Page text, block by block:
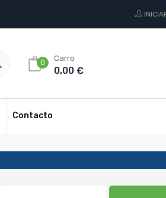
0 Carro
0,00 €
Contacto